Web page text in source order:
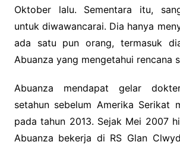
Oktober lalu. Sementara itu,
untuk diwawancarai. Dia hanya
ada satu pun orang, termasuk
Abuanza yang mengetahui rencana
Abuanza mendapat gelar
setahun sebelum Amerika Serikat
pada tahun 2013. Sejak Mei 2007
Abuanza bekerja di RS Glan